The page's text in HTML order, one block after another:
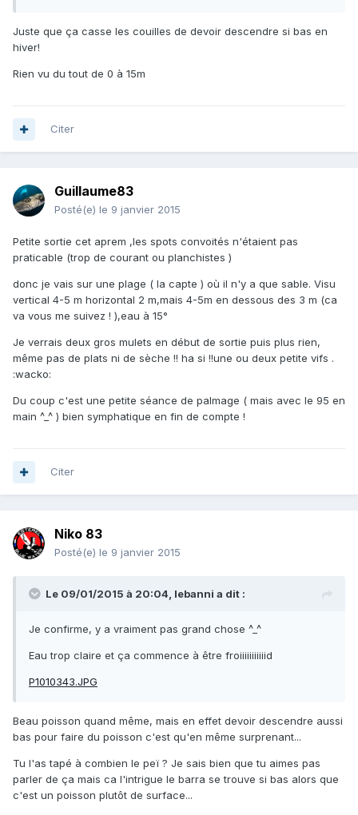
Juste que ça casse les couilles de devoir descendre si bas en
hiver!
Rien vu du tout de 0 à 15m
Citer
Guillaume83
Posté(e) le 9 janvier 2015
Petite sortie cet aprem ,les spots convoités n'étaient pas
praticable (trop de courant ou planchistes )
donc je vais sur une plage ( la capte ) où il n'y a que sable. Visu
vertical 4-5 m horizontal 2 m,mais 4-5m en dessous des 3 m (ca
va vous me suivez ! ),eau à 15°
Je verrais deux gros mulets en début de sortie puis plus rien,
même pas de plats ni de sèche !! ha si !!une ou deux petite vifs .
:wacko:
Du coup c'est une petite séance de palmage ( mais avec le 95 en
main ^_^ ) bien symphatique en fin de compte !
Citer
Niko 83
Posté(e) le 9 janvier 2015
Le 09/01/2015 à 20:04, lebanni a dit :
Je confirme, y a vraiment pas grand chose ^_^
Eau trop claire et ça commence à être froiiiiiiiiiiid
P1010343.JPG
Beau poisson quand même, mais en effet devoir descendre aussi
bas pour faire du poisson c'est qu'en même surprenant...
Tu l'as tapé à combien le peï ? Je sais bien que tu aimes pas
parler de ça mais ca l'intrigue le barra se trouve si bas alors que
c'est un poisson plutôt de surface...